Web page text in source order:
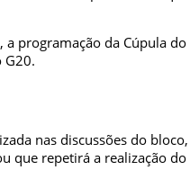
programação da Cúpula
G20.
nas discussões do
que repetirá a realização do